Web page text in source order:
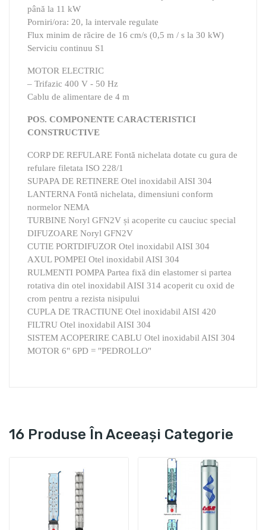
până la 11 kW
Porniri/ora: 20, la intervale regulate
Flux minim de răcire de 16 cm/s (0,5 m / s la 30 kW)
Serviciu continuu S1
MOTOR ELECTRIC
– Trifazic 400 V - 50 Hz
Cablu de alimentare de 4 m
POS. COMPONENTE CARACTERISTICI
CONSTRUCTIVE
CORP DE REFULARE Fontă nichelata dotate cu gura de
refulare filetata ISO 228/1
SUPAPA DE RETINERE Otel inoxidabil AISI 304
LANTERNA Fontă nichelata, dimensiuni conform
normelor NEMA
TURBINE Noryl GFN2V și acoperite cu cauciuc special
DIFUZOARE Noryl GFN2V
CUTIE PORTDIFUZOR Otel inoxidabil AISI 304
AXUL POMPEI Otel inoxidabil AISI 304
RULMENTI POMPA Partea fixă din elastomer si partea
rotativa din otel inoxidabil AISI 314 acoperit cu oxid de
crom pentru a rezista nisipului
CUPLA DE TRACTIUNE Otel inoxidabil AISI 420
FILTRU Otel inoxidabil AISI 304
SISTEM ACOPERIRE CABLU Otel inoxidabil AISI 304
MOTOR 6" 6PD = "PEDROLLO"
16 Produse În Aceeași Categorie